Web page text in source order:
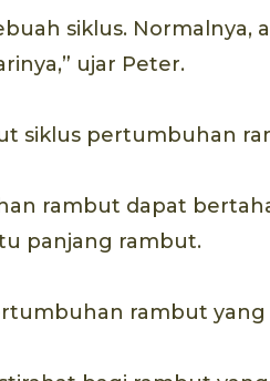
siklus. Normalnya,
ujar Peter.
siklus pertumbuhan
rambut dapat
panjang rambut.
rambut